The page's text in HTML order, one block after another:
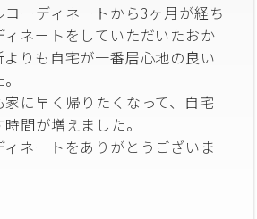
ーディネートから3ヶ月が経ち
ィネートをしていただいたおか
りも自宅が一番居心地の良い
に早く帰りたくなって、自宅
間が増えました。
ネートをありがとうございま